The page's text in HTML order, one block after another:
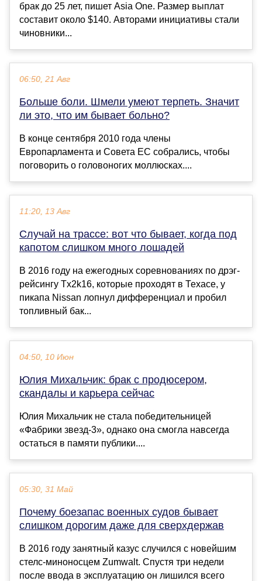
брак до 25 лет, пишет Asia One. Размер выплат
составит около $140. Авторами инициативы стали
чиновники...
06:50, 21 Авг
Больше боли. Шмели умеют терпеть. Значит
ли это, что им бывает больно?
В конце сентября 2010 года члены
Европарламента и Совета ЕС собрались, чтобы
поговорить о головоногих моллюсках....
11:20, 13 Авг
Случай на трассе: вот что бывает, когда под
капотом слишком много лошадей
В 2016 году на ежегодных соревнованиях по дрэг-
рейсингу Tx2k16, которые проходят в Техасе, у
пикапа Nissan лопнул дифференциал и пробил
топливный бак...
04:50, 10 Июн
Юлия Михальчик: брак с продюсером,
скандалы и карьера сейчас
Юлия Михальчик не стала победительницей
«Фабрики звезд-3», однако она смогла навсегда
остаться в памяти публики....
05:30, 31 Май
Почему боезапас военных судов бывает
слишком дорогим даже для сверхдержав
В 2016 году занятный казус случился с новейшим
стелс-миноносцем Zumwalt. Спустя три недели
после ввода в эксплуатацию он лишился всего